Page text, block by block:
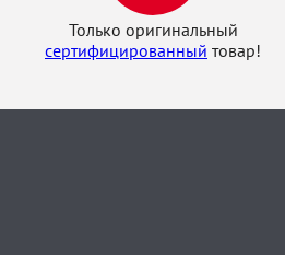
Только оригинальный
сертифицированный товар!